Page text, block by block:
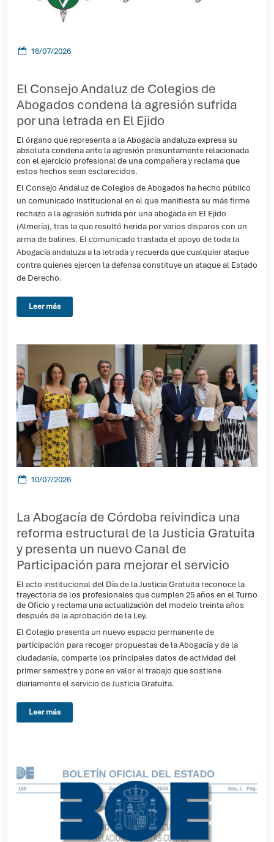
16/07/2026
El Consejo Andaluz de Colegios de
Abogados condena la agresión sufrida
por una letrada en El Ejido
El órgano que representa a la Abogacía andaluza expresa su
absoluta condena ante la agresión presuntamente relacionada
con el ejercicio profesional de una compañera y reclama que
estos hechos sean esclarecidos.
El Consejo Andaluz de Colegios de Abogados ha hecho público
un comunicado institucional en el que manifiesta su más firme
rechazo a la agresión sufrida por una abogada en El Ejido
(Almería), tras la que resultó herida por varios disparos con un
arma de balines. El comunicado traslada el apoyo de toda la
Abogacía andaluza a la letrada y recuerda que cualquier ataque
contra quienes ejercen la defensa constituye un ataque al Estado
de Derecho.
Leer más
10/07/2026
La Abogacía de Córdoba reivindica una
reforma estructural de la Justicia Gratuita
y presenta un nuevo Canal de
Participación para mejorar el servicio
El acto institucional del Día de la Justicia Gratuita reconoce la
trayectoria de los profesionales que cumplen 25 años en el Turno
de Oficio y reclama una actualización del modelo treinta años
después de la aprobación de la Ley.
El Colegio presenta un nuevo espacio permanente de
participación para recoger propuestas de la Abogacía y de la
ciudadanía, comparte los principales datos de actividad del
primer semestre y pone en valor el trabajo que sostiene
diariamente el servicio de Justicia Gratuita.
Leer más